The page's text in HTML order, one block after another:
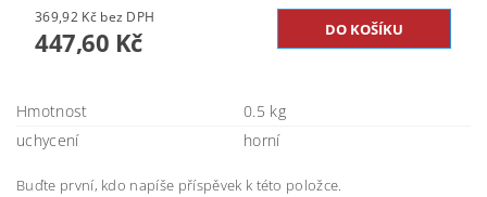
369,92 Kč bez DPH
447,60 Kč
Hmotnost
0.5 kg
uchycení
horní
Buďte první, kdo napíše příspěvek k této položce.